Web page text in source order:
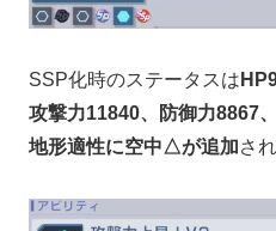
SSP化時のステータスは
攻撃力11840、防御力8867
地形適性に空中△が追加さ